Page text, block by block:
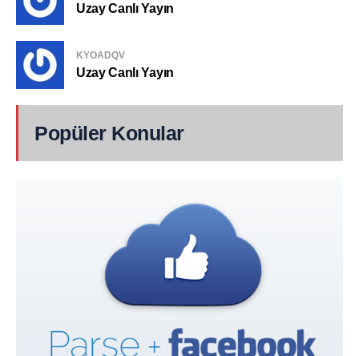
Uzay Canlı Yayın
KYOADQV
Uzay Canlı Yayın
Popüler Konular